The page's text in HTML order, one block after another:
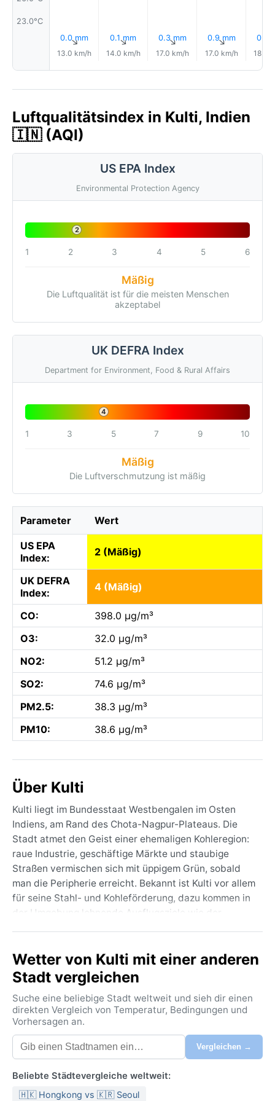
23.0°C
0.0 mm
↑
13.0 km/h
0.1 mm
↑
14.0 km/h
0.3 mm
↑
17.0 km/h
0.9 mm
↑
17.0 km/h
0.6
18.0
Luftqualitätsindex in Kulti, Indien
🇮🇳 (AQI)
US EPA Index
Environmental Protection Agency
2
1 2 3 4 5 6
Mäßig
Die Luftqualität ist für die meisten Menschen
akzeptabel
UK DEFRA Index
Department for Environment, Food & Rural Affairs
4
1 3 5 7 9 10
Mäßig
Die Luftverschmutzung ist mäßig
Parameter Wert
US EPA
Index:
2 (Mäßig)
UK DEFRA
Index:
4 (Mäßig)
CO:
398.0 µg/m³
O3:
32.0 µg/m³
NO2:
51.2 µg/m³
SO2:
74.6 µg/m³
PM2.5:
38.3 µg/m³
PM10:
38.6 µg/m³
Über Kulti
Kulti liegt im Bundesstaat Westbengalen im Osten
Indiens, am Rand des Chota-Nagpur-Plateaus. Die
Stadt atmet den Geist einer ehemaligen Kohleregion:
raue Industrie, geschäftige Märkte und staubige
Straßen vermischen sich mit üppigem Grün, sobald
man die Peripherie erreicht. Bekannt ist Kulti vor allem
für seine Stahl- und Kohleförderung, dazu kommen in
der Umgebung lohnende Ausflugsziele wie der
eingebettet in welliges Hügelland, liegt die Stadt in
einer sonst eher flachen Schwemmlandebene.
Nach der Köppen-Klassifikation herrscht hier ein
tropisches Savannenklima (Aw). Die Sommer von
März bis Juni sind extrem heiß und schwül, mit
Höchstwerten von 35 bis 45 Grad Celsius. Von Juni
bis September bringt der Monsun ergiebige
Millimeter. Die Wintermonate (November bis Februar)
hingegen sind mild und trocken, mit Temperaturen
Wetter von Kulti mit einer anderen
Stadt vergleichen
Suche eine beliebige Stadt weltweit und sieh dir einen
direkten Vergleich von Temperatur, Bedingungen und
Vorhersagen an.
Vergleichen →
Beliebte Städtevergleiche weltweit:
🇭🇰 Hongkong vs 🇰🇷 Seoul